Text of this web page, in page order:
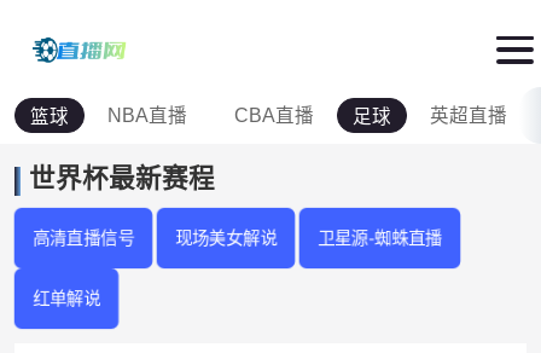
篮球 NBA直播 CBA直播 足球 英超直播
世界杯最新赛程
高清直播信号 现场美女解说 卫星源-蜘蛛直播
红单解说